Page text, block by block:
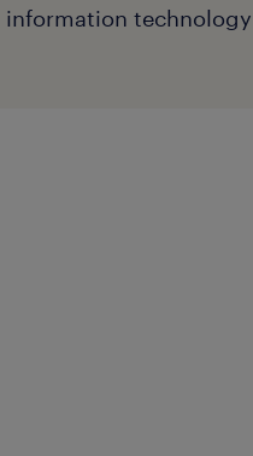
information technology